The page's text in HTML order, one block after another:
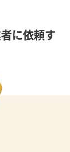
に依頼す